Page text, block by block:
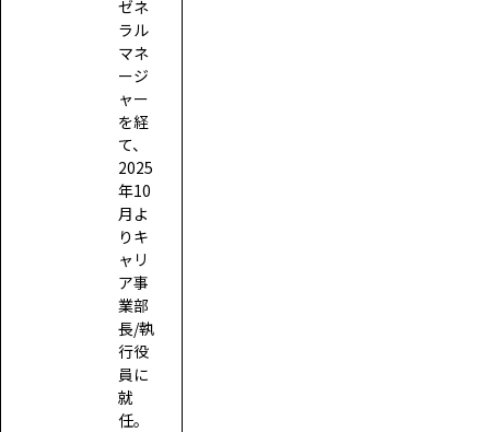
ゼネ
ラル
マネ
ージ
ャー
を経
て、
2025
年10
月よ
りキ
ャリ
ア事
業部
長/執
行役
員に
就
任。